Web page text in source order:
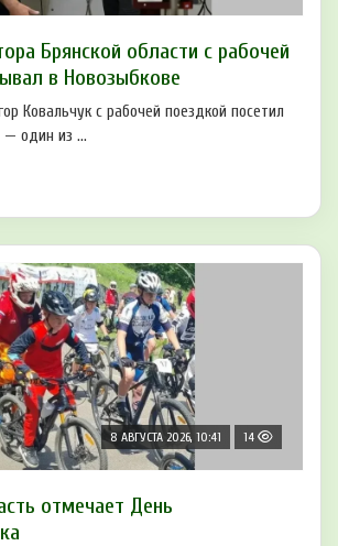
Брянской области с рабочей
в Новозыбкове
Ковальчук с рабочей поездкой посетил
— один из ...
8 АВГУСТА 2026, 10:41 14
отмечает День